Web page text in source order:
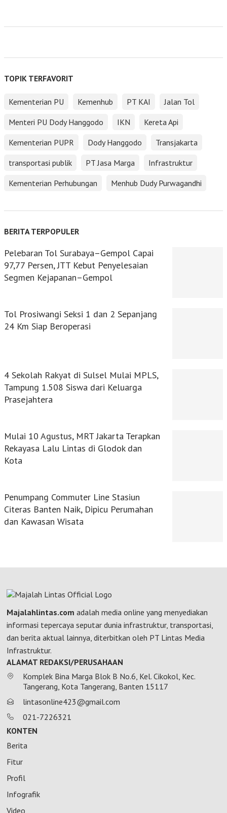
TOPIK TERFAVORIT
Kementerian PU Kemenhub PT KAI
Jalan Tol
Menteri PU Dody Hanggodo
IKN
Kereta Api
Kementerian PUPR
Dody Hanggodo
Transjakarta
transportasi publik
PT Jasa Marga
Infrastruktur
Kementerian Perhubungan
Menhub Dudy Purwagandhi
BERITA TERPOPULER
Pelebaran Tol Surabaya–Gempol Capai
97,77 Persen, JTT Kebut Penyelesaian
Segmen Kejapanan–Gempol
Tol Prosiwangi Seksi 1 dan 2 Sepanjang
24 Km Siap Beroperasi
4 Sekolah Rakyat di Sulsel Mulai MPLS,
Tampung 1.508 Siswa dari Keluarga
Prasejahtera
Mulai 10 Agustus, MRT Jakarta Terapkan
Rekayasa Lalu Lintas di Glodok dan
Kota
Penumpang Commuter Line Stasiun
Citeras Banten Naik, Dipicu Perumahan
dan Kawasan Wisata
Majalahlintas.com adalah media online yang menyediakan
informasi tepercaya seputar dunia infrastruktur, transportasi,
dan berita aktual lainnya, diterbitkan oleh PT Lintas Media
Infrastruktur.
ALAMAT REDAKSI/PERUSAHAAN
Komplek Bina Marga Blok B No.6, Kel. Cikokol, Kec.
Tangerang, Kota Tangerang, Banten 15117
lintasonline423@gmail.com
021-7226321
KONTEN
Berita
Fitur
Profil
Infografik
Video